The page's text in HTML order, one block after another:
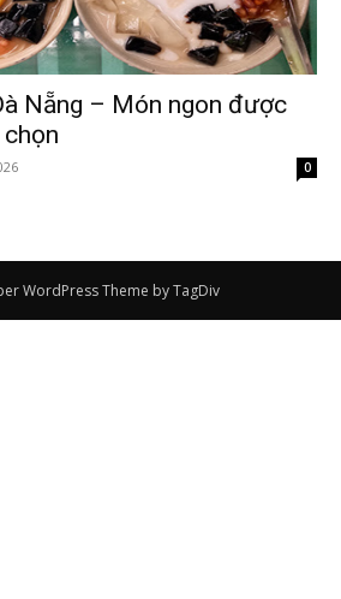
Nẵng – Món ngon được
0
WordPress Theme by TagDiv